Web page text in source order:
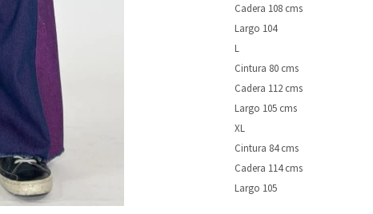
Cadera 108 cms
Largo 104
L
Cintura 80 cms
Cadera 112 cms
Largo 105 cms
XL
Cintura 84 cms
Cadera 114 cms
Largo 105